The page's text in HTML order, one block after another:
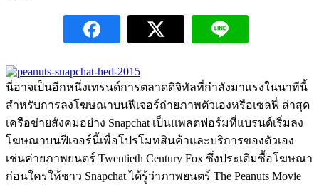
นี่อาจเป็นอีกหนึ่งเทรนด์การตลาดดิจิทัลที่กำลังมาแรงในนาทีนี้
สำหรับการลงโฆษณาบนฟีเจอร์ถ่ายภาพตัวเองหรือเซลฟี่ ล่าสุด
เครือข่ายสังคมอย่าง Snapchat เป็นแพลตฟอร์มที่แบรนด์เริ่มลง
โฆษณาบนฟีเจอร์นี้เพื่อโปรโมทสินค้าและบริการของตัวเอง
เช่นค่ายภาพยนตร์ Twentieth Century Fox ซึ่งประเดิมซื้อโฆษณา
ก่อนใครให้ชาว Snapchat ได้รู้ว่าภาพยนตร์ The Peanuts Movie